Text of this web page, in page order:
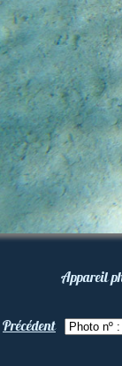
Appareil
Précédent